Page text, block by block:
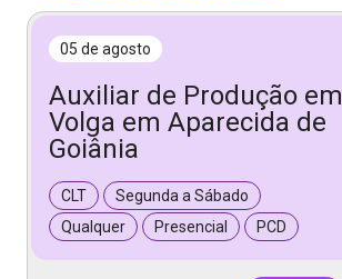
05 de agosto
Auxiliar de Produção em
Volga em Aparecida de
Goiânia
CLT
Segunda a Sábado
Qualquer
Presencial PCD